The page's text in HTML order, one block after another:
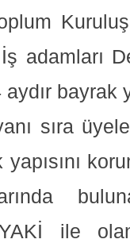
adamları
bayrak
sıra
ile